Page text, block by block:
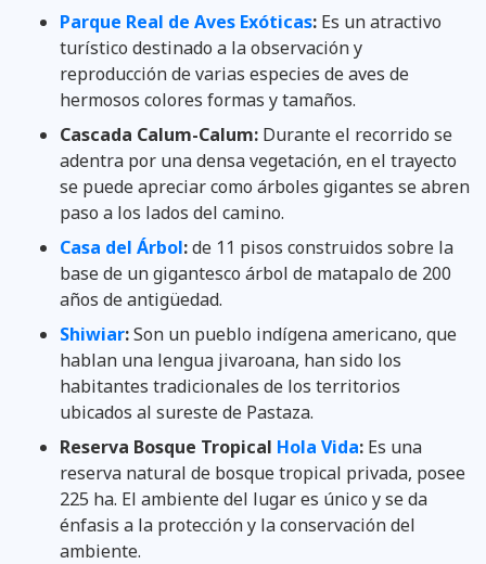
Parque Real de Aves Exóticas: Es un atractivo
turístico destinado a la observación y
reproducción de varias especies de aves de
hermosos colores formas y tamaños.
Cascada Calum-Calum: Durante el recorrido se
adentra por una densa vegetación, en el trayecto
se puede apreciar como árboles gigantes se abren
paso a los lados del camino.
Casa del Árbol:de 11 pisos construidos sobre la
base de un gigantesco árbol de matapalo de 200
años de antigüedad.
Shiwiar:Son un pueblo indígena americano, que
hablan una lengua jivaroana, han sido los
habitantes tradicionales de los territorios
ubicados al sureste de Pastaza.
Reserva Bosque Tropical Hola Vida: Es una
reserva natural de bosque tropical privada, posee
225 ha. El ambiente del lugar es único y se da
énfasis a la protección y la conservación del
ambiente.